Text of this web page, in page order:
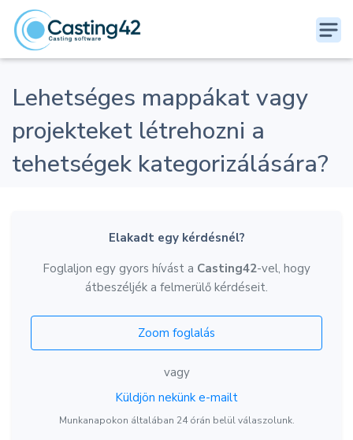
Lehetséges mappákat vagy
projekteket létrehozni a
tehetségek kategorizálására?
Elakadt egy kérdésnél?
Foglaljon egy gyors hívást a Casting42-vel, hogy
átbeszéljék a felmerülő kérdéseit.
Zoom foglalás
vagy
Küldjön nekünk e-mailt
Munkanapokon általában 24 órán belül válaszolunk.